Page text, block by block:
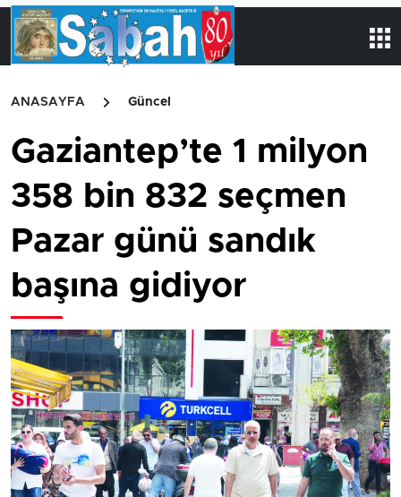
ANASAYFA Güncel
Gaziantep’te 1 milyon
358 bin 832 seçmen
Pazar günü sandık
başına gidiyor